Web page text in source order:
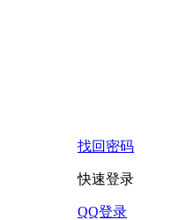
找回密码
快速登录
QQ登录